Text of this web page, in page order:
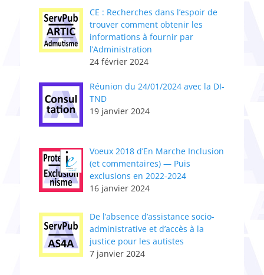
CE : Recherches dans l’espoir de
trouver comment obtenir les
informations à fournir par
l’Administration
24 février 2024
Réunion du 24/01/2024 avec la DI-
TND
19 janvier 2024
Voeux 2018 d’En Marche Inclusion
(et commentaires) — Puis
exclusions en 2022-2024
16 janvier 2024
De l’absence d’assistance socio-
administrative et d’accès à la
justice pour les autistes
7 janvier 2024